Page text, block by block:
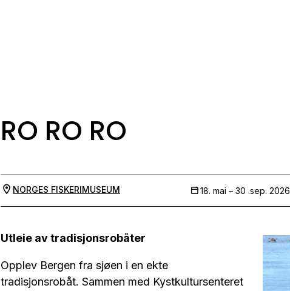
RO RO RO
NORGES FISKERIMUSEUM 18. mai – 30 .sep. 2026
Utleie av tradisjonsrobåter
Opplev Bergen fra sjøen i en ekte
tradisjonsrobåt. Sammen med Kystkultursenteret